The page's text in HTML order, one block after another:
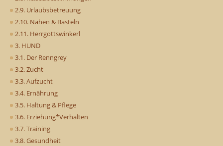
2.9. Urlaubsbetreuung
2.10. Nähen & Basteln
2.11. Herrgottswinkerl
3. HUND
3.1. Der Renngrey
3.2. Zucht
3.3. Aufzucht
3.4. Ernährung
3.5. Haltung & Pflege
3.6. Erziehung*Verhalten
3.7. Training
3.8. Gesundheit